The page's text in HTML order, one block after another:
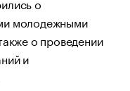
молодежными
о проведении
и